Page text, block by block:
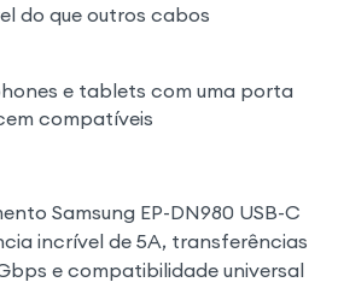
do que outros cabos
e tablets com uma porta
compatíveis
Samsung EP-DN980 USB-C
incrível de 5A, transferências
e compatibilidade universal